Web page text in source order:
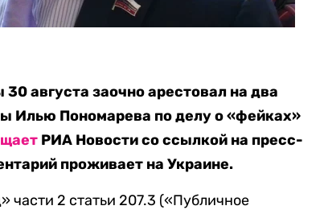
августа заочно арестовал на два
Илью Пономарева по делу о «фейках»
РИА Новости со ссылкой на пресс-
проживает на Украине.
части 2 статьи 207.3 («Публичное